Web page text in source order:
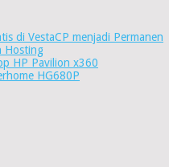
di VestaCP menjadi Permanen
Hosting
HP Pavilion x360
HG680P